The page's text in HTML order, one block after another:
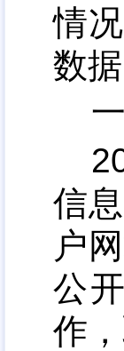
情
数
信
户
公
作 ，